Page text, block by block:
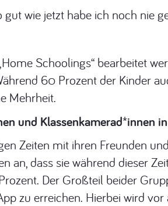
wie jetzt habe ich noch nie
Schoolings“ bearbeitet
60 Prozent der Kinder
Mehrheit.
und Klassenkamerad*innen
Zeiten mit ihren Freunden
an, dass sie während dieser
Der Großteil beider
zu erreichen. Hierbei wird